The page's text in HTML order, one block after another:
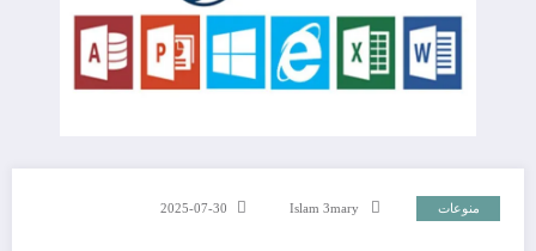
منوعات Islam 3mary
2025-07-30